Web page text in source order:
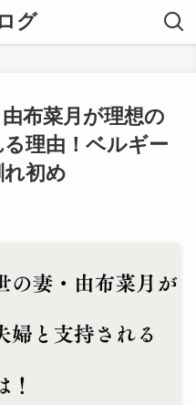
グ
布菜月が理想の
理由！ベルギー
初め